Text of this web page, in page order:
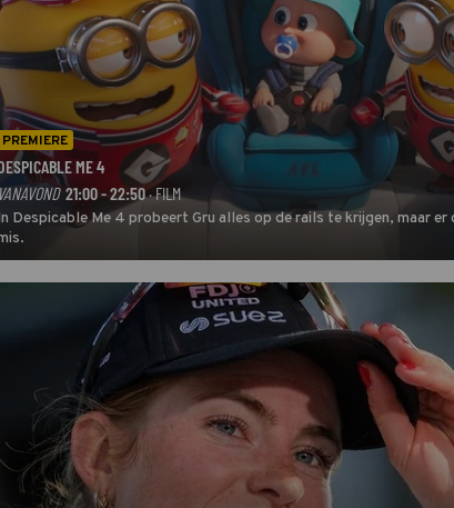
PREMIERE
ME 4
VANAVOND 21:00 - 22:50· FILM
Despicable Me 4 probeert Gru alles op de rails te krijgen, maar er